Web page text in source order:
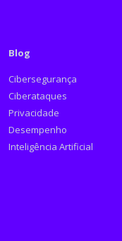
Blog
Cibersegurança
Ciberataques
Privacidade
Desempenho
Inteligência Artificial